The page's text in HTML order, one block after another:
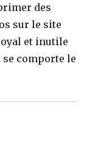
des
sur le site
et inutile
comporte le